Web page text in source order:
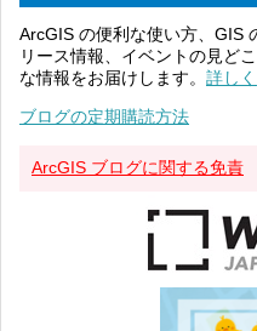
ArcGIS の便利な使い方、GIS
リース情報、イベントの見ど
な情報をお届けします。 詳しく
ブログの定期購読方法
ArcGIS ブログに関する免責